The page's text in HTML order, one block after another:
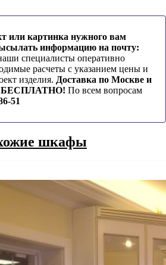
или картинка нужного вам
информацию на почту:
специалисты оперативно
расчеты с указанием цены и
изделия. Доставка по Москве и
БЕСПЛАТНО! По всем вопросам
51
шкафы